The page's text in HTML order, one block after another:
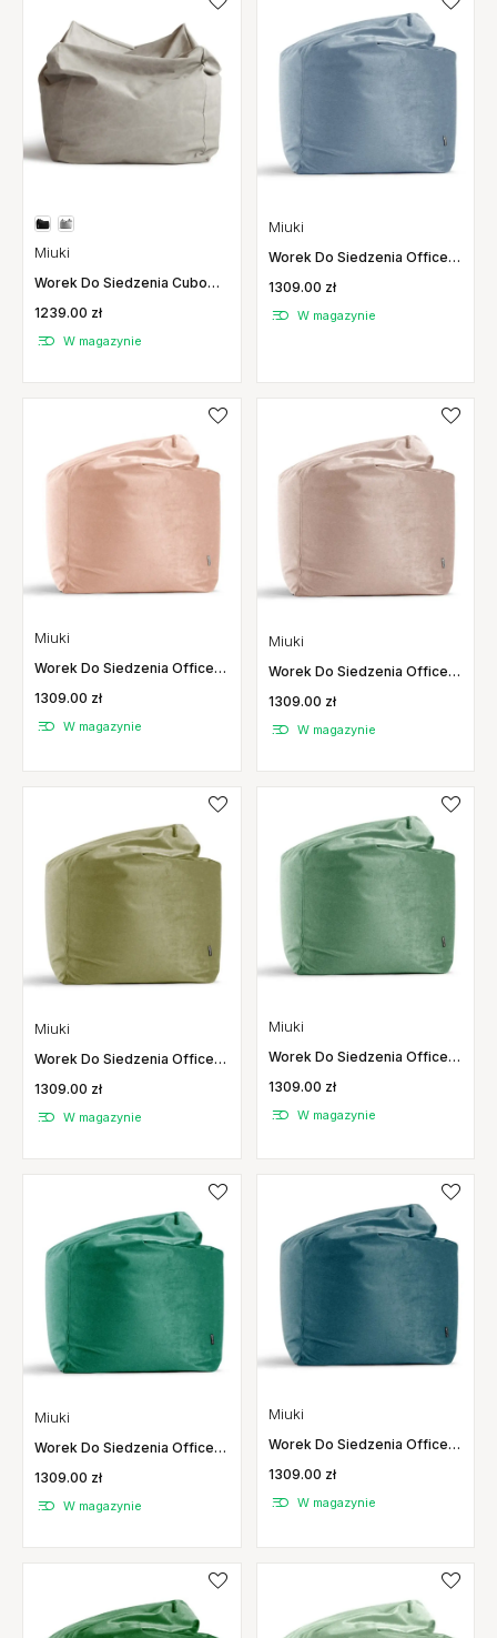
Miuki
Worek Do Siedzenia Cubo
1239.00 zł
W magazynie
Miuki
Worek Do Siedzenia Office
1309.00 zł
W magazynie
Miuki
Worek Do Siedzenia Office
1309.00 zł
W magazynie
Miuki
Worek Do Siedzenia Office
1309.00 zł
W magazynie
Miuki
Worek Do Siedzenia Office
1309.00 zł
W magazynie
Miuki
Worek Do Siedzenia Office
1309.00 zł
W magazynie
Miuki
Worek Do Siedzenia Office
1309.00 zł
W magazynie
Miuki
Worek Do Siedzenia Office
1309.00 zł
W magazynie